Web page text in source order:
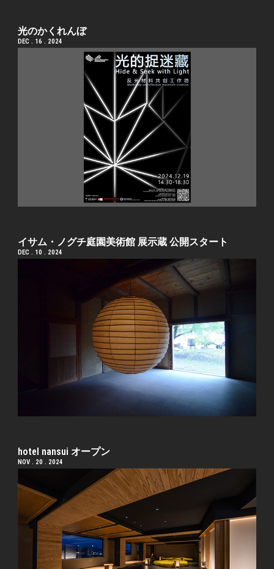
光のかくれんぼ
DEC . 16 . 2024
イサム・ノグチ庭園美術館 展示蔵 公開スタート
DEC . 10 . 2024
hotel nansui オープン
NOV . 20 . 2024